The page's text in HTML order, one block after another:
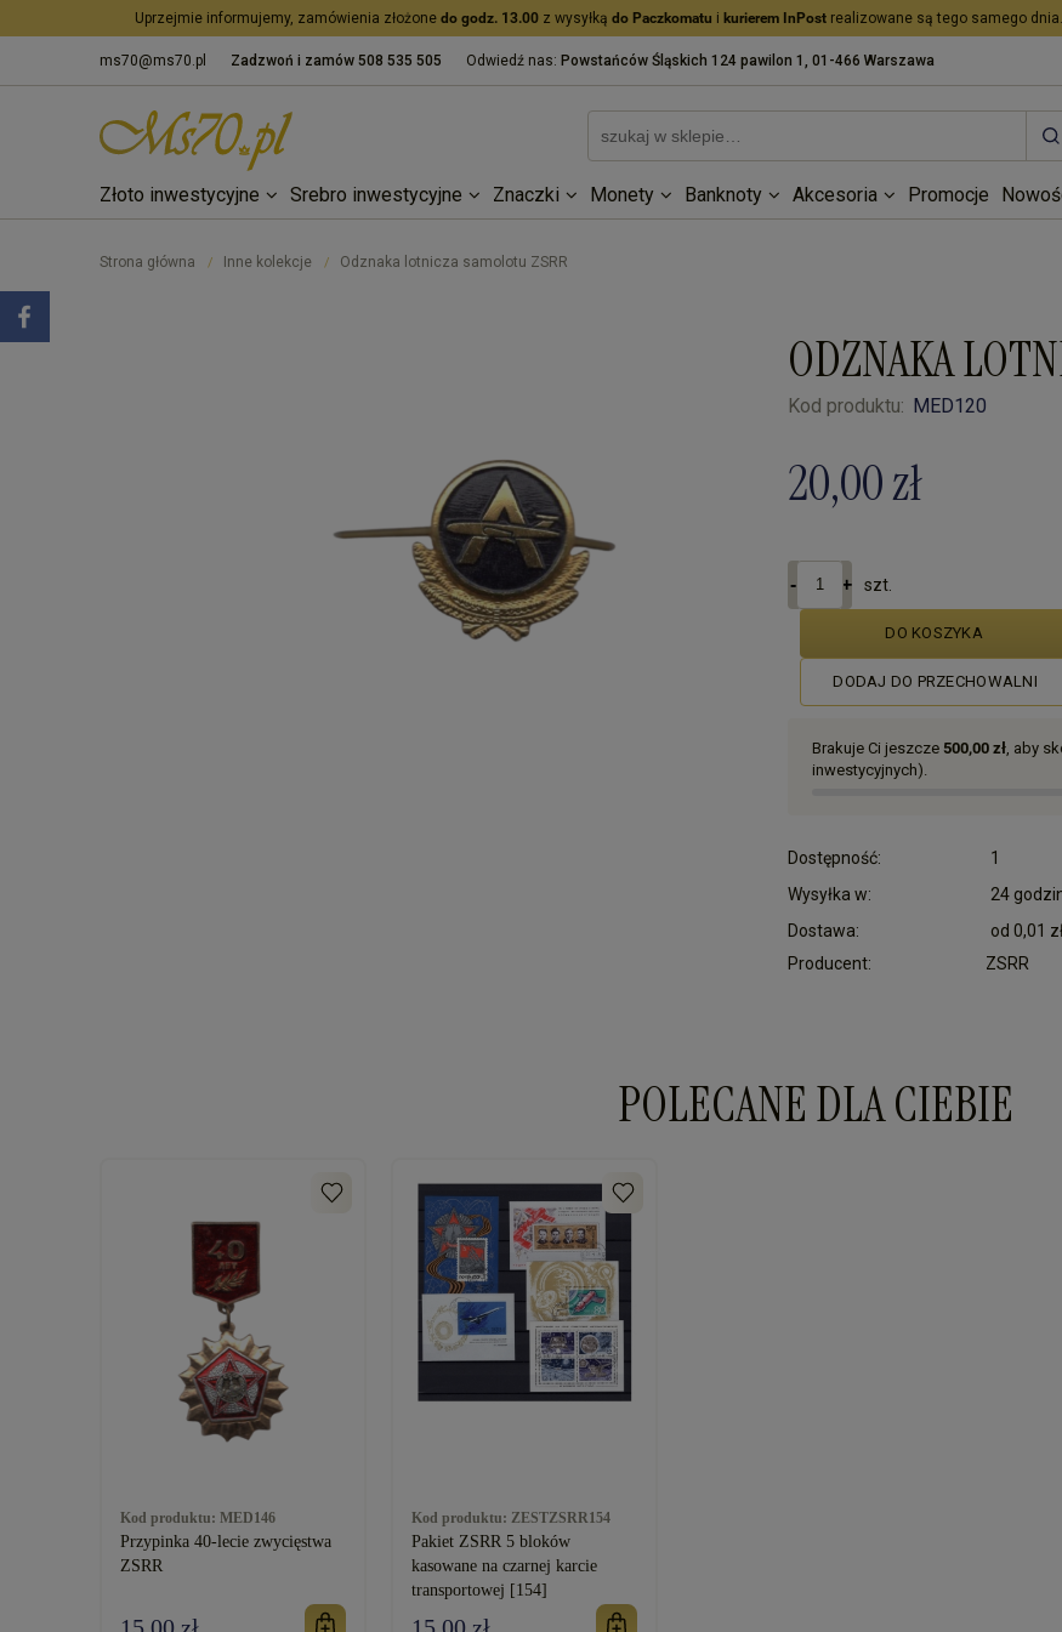
Uprzejmie informujemy, zamówienia złożone do godz. 13.00 z wysyłką do Paczkomatu i kurierem InPost realizowane są tego samego dnia.
ms70@ms70.pl Zadzwoń i zamów 508 535 505 Odwiedź nas: Powstańców Śląskich 124 pawilon 1, 01-466 Warszawa
Złoto inwestycyjne Srebro inwestycyjne Znaczki Monety Banknoty Akcesoria Promocje
Strona główna / Inne kolekcje / Odznaka lotnicza samolotu ZSRR
ODZNAKA
Kod produktu: MED120
20,00 zł
szt.
DO KOSZYKA
DODAJ DO PRZECHOWALNI
Brakuje Ci jeszcze 500,00 zł , aby
inwestycyjnych).
Dostępność:
1
Wysyłka w:
24
Dostawa:
od 0,01
Producent: ZSRR
POLECANE DLA CIEBIE
Kod produktu: MED146
Przypinka 40-lecie zwycięstwa
ZSRR
Kod produktu: ZESTZSRR154
Pakiet ZSRR 5 bloków
kasowane na czarnej karcie
transportowej [154]